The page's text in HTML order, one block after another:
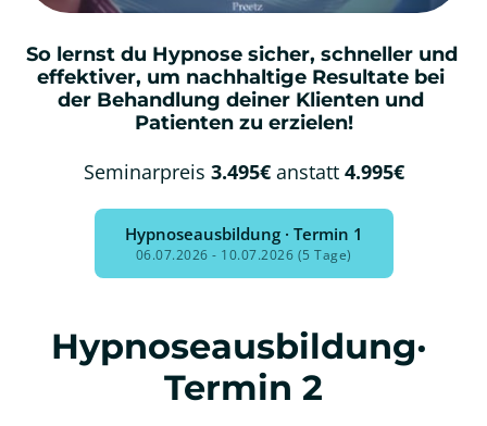
So lernst du Hypnose sicher, schneller und
effektiver, um nachhaltige Resultate bei
der Behandlung deiner Klienten und
Patienten zu erzielen!
Seminarpreis 3.495€ anstatt 4.995€
Hypnoseausbildung · Termin 1
06.07.2026 - 10.07.2026 (5 Tage)
Hypnoseausbildung·
Termin 2